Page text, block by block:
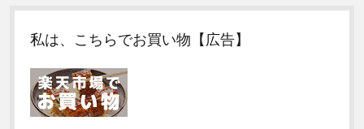
私は、こちらでお買い物【広告】